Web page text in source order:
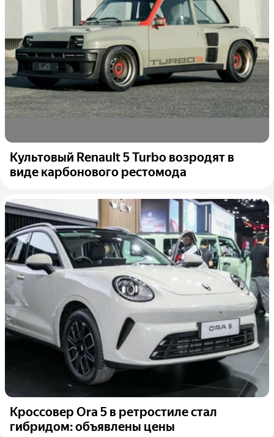
Культовый Renault 5 Turbo возродят в
виде карбонового рестомода
Кроссовер Ora 5 в ретростиле стал
гибридом: объявлены цены